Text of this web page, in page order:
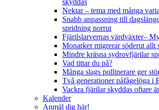
Nektar – tema med många
Snabb anpassning till
spridning norrut
Fjärilslarvernas värdväxter–
Monarker migrerar söderut allt
Mindre kräsna sydrovfjärilar
Vad tittar du på?
Många slags pollinerare ger
Två generationer påfågelöga i
Vackra fjärilar skyddas oftare
Kalender
Anmäl dig här!